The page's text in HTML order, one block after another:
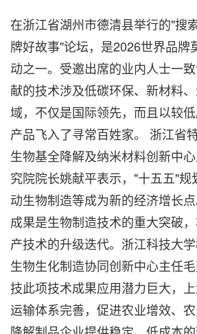
在浙江省湖州市德清县举行的"搜
牌好故事"论坛，是2026世界品牌
动之一。受邀出席的业内人士一
献的技术涉及低碳环保、新材料
域，不仅是国际领先，而且以较
产品飞入了寻常百姓家。 浙江省
生物基全降解及纳米材料创新中
究院院长姚献平表示，"十五五"
动生物制造等成为新的经济增长
成果是生物制造技术的重大突破
产技术的升级迭代。浙江科技大
生物生化制造协同创新中心主任
技此项技术成果应用潜力巨大，上
运输体系完善，促进农业增效、